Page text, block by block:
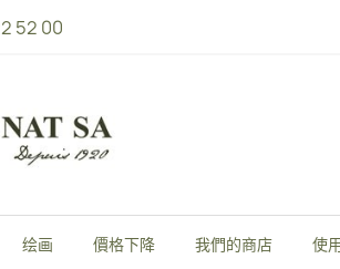
52 00
绘画 價格下降 我們的商店 使